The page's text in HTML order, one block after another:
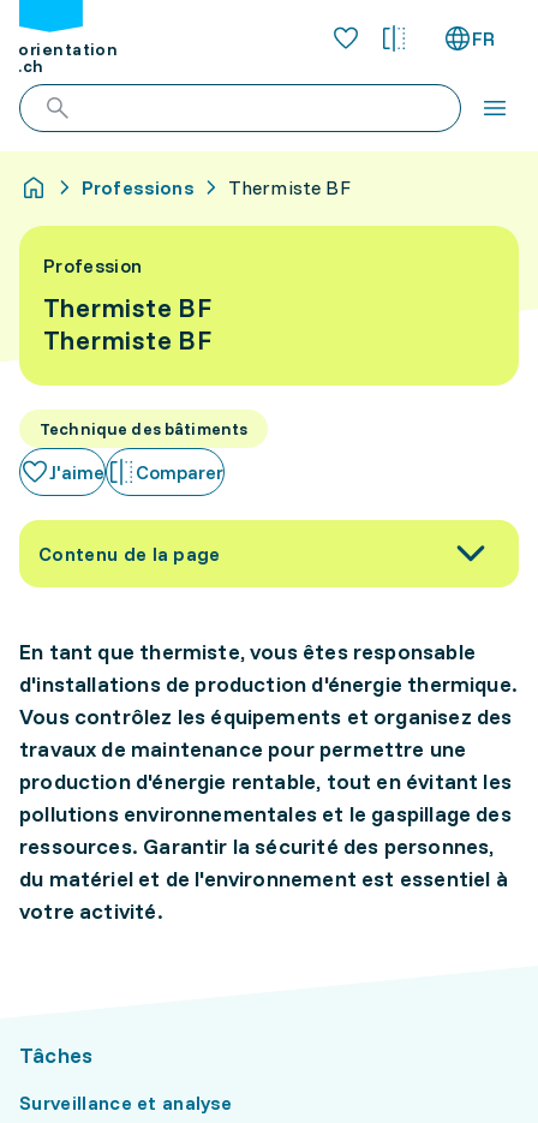
orientation
.ch
FR
Professions Thermiste BF
Profession
Thermiste BF
Thermiste BF
Technique des bâtiments
J'aime Comparer
Contenu de la page
En tant que thermiste, vous êtes responsable
d'installations de production d'énergie thermique.
Vous contrôlez les équipements et organisez des
travaux de maintenance pour permettre une
production d'énergie rentable, tout en évitant les
pollutions environnementales et le gaspillage des
ressources. Garantir la sécurité des personnes,
du matériel et de l'environnement est essentiel à
votre activité.
Tâches
Surveillance et analyse